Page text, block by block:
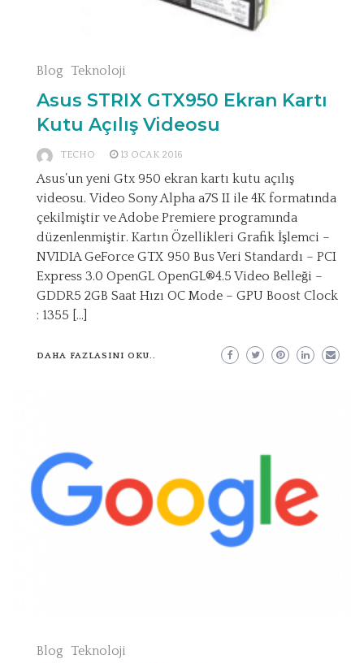
Blog Teknoloji
Asus STRIX GTX950 Ekran Kartı
Kutu Açılış Videosu
TECHO 13 OCAK 2016
Asus’un yeni Gtx 950 ekran kartı kutu açılış
videosu. Video Sony Alpha a7S II ile 4K formatında
çekilmiştir ve Adobe Premiere programında
düzenlenmiştir. Kartın Özellikleri Grafik İşlemci –
NVIDIA GeForce GTX 950 Bus Veri Standardı – PCI
Express 3.0 OpenGL OpenGL®4.5 Video Belleği –
GDDR5 2GB Saat Hızı OC Mode – GPU Boost Clock
: 1355 […]
DAHA FAZLASINI OKU..
Blog Teknoloji